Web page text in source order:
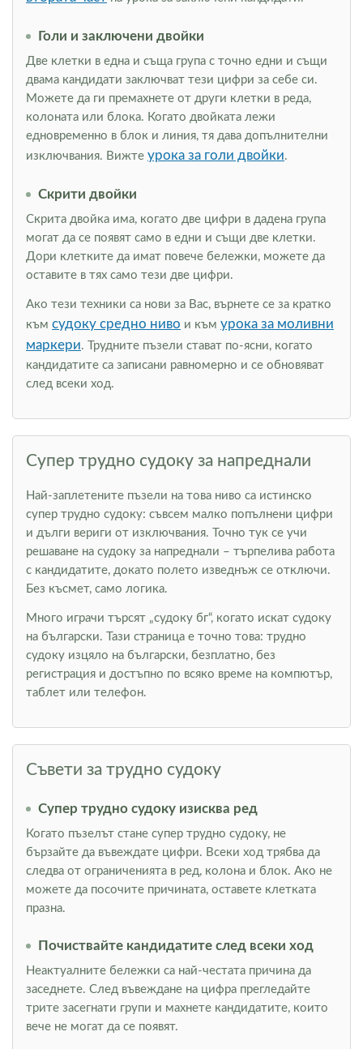
Голи и заключени двойки
Две клетки в една и съща група с точно едни и същи
двама кандидати заключват тези цифри за себе си.
Можете да ги премахнете от други клетки в реда,
колоната или блока. Когато двойката лежи
едновременно в блок и линия, тя дава допълнителни
изключвания. Вижте урока за голи двойки.
Скрити двойки
Скрита двойка има, когато две цифри в дадена група
могат да се появят само в едни и същи две клетки.
Дори клетките да имат повече бележки, можете да
оставите в тях само тези две цифри.
Ако тези техники са нови за Вас, върнете се за кратко
към судоку средно ниво и към урока за моливни
маркери. Трудните пъзели стават по-ясни, когато
кандидатите са записани равномерно и се обновяват
след всеки ход.
Супер трудно судоку за напреднали
Най-заплетените пъзели на това ниво са истинско
супер трудно судоку: съвсем малко попълнени цифри
и дълги вериги от изключвания. Точно тук се учи
решаване на судоку за напреднали – търпелива работа
с кандидатите, докато полето изведнъж се отключи.
Без късмет, само логика.
Много играчи търсят „судоку бг“, когато искат судоку
на български. Тази страница е точно това: трудно
судоку изцяло на български, безплатно, без
регистрация и достъпно по всяко време на компютър,
таблет или телефон.
Съвети за трудно судоку
Супер трудно судоку изисква ред
Когато пъзелът стане супер трудно судоку, не
бързайте да въвеждате цифри. Всеки ход трябва да
следва от ограниченията в ред, колона и блок. Ако не
можете да посочите причината, оставете клетката
празна.
Почиствайте кандидатите след всеки ход
Неактуалните бележки са най-честата причина да
заседнете. След въвеждане на цифра прегледайте
трите засегнати групи и махнете кандидатите, които
вече не могат да се появят.